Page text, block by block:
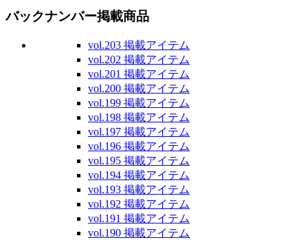
バックナンバー掲載商品
vol.203 掲載アイテム
vol.202 掲載アイテム
vol.201 掲載アイテム
vol.200 掲載アイテム
vol.199 掲載アイテム
vol.198 掲載アイテム
vol.197 掲載アイテム
vol.196 掲載アイテム
vol.195 掲載アイテム
vol.194 掲載アイテム
vol.193 掲載アイテム
vol.192 掲載アイテム
vol.191 掲載アイテム
vol.190 掲載アイテム